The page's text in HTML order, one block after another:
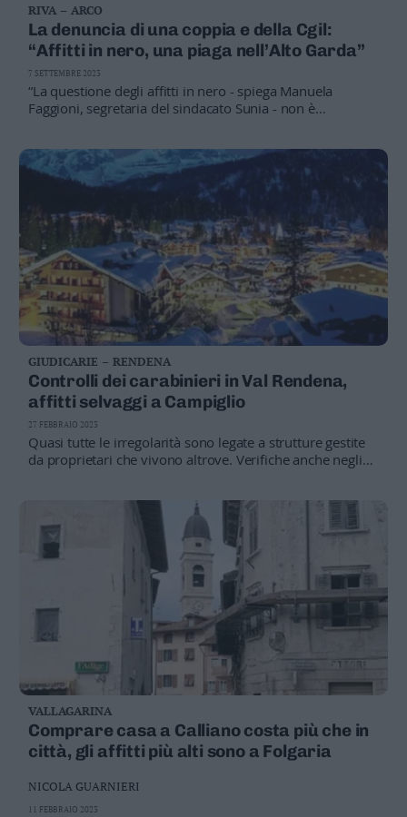
RIVA – ARCO
La denuncia di una coppia e della Cgil:
“Affitti in nero, una piaga nell’Alto Garda”
“La questione degli affitti in nero - spiega Manuela
Faggioni, segretaria del sindacato Sunia - non è
arrivare a ottenere cifre anche molto importanti.
Riceviamo anche segnalazioni di nero per gli affitti agli
studenti. Per l'inquilino è un problema”
7 SETTEMBRE 2023
GIUDICARIE – RENDENA
Controlli dei carabinieri in Val Rendena,
affitti selvaggi a Campiglio
Quasi tutte le irregolarità sono legate a strutture gestite
da proprietari che vivono altrove. Verifiche anche negli
27 FEBBRAIO 2023
VALLAGARINA
Comprare casa a Calliano costa più che in
città, gli affitti più alti sono a Folgaria
NICOLA GUARNIERI
11 FEBBRAIO 2023